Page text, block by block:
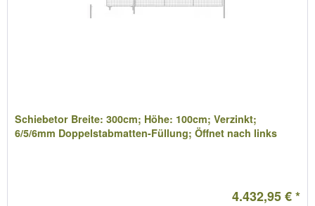
Schiebetor Breite: 300cm; Höhe: 100cm; Verzinkt;
6/5/6mm Doppelstabmatten-Füllung; Öffnet nach links
4.432,95 € *